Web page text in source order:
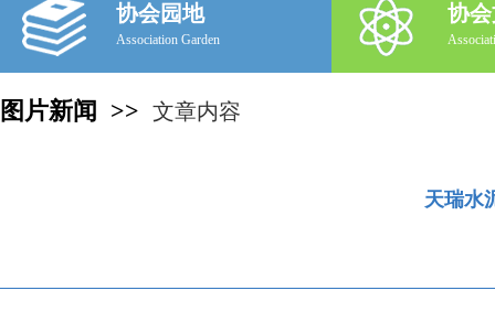
协会园地
Association Garden
协
图片新闻 >> 文章内容
天瑞水